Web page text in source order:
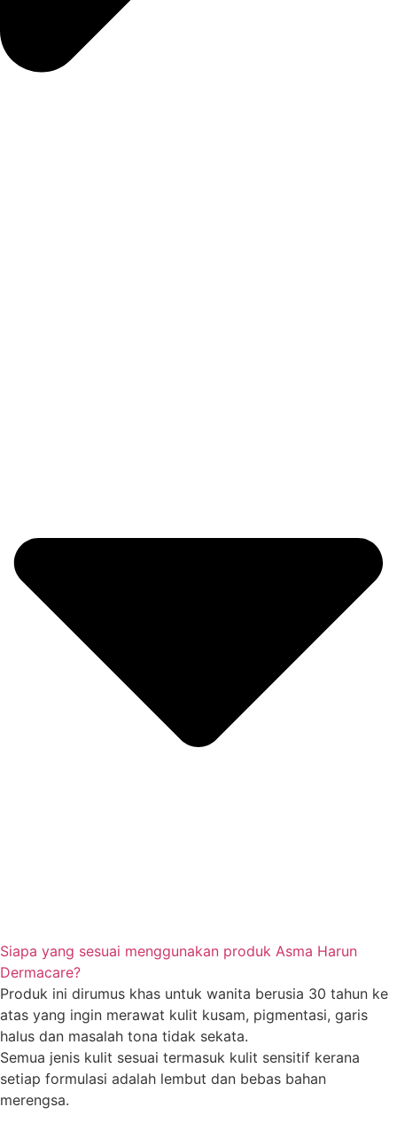
Siapa yang sesuai menggunakan produk Asma Harun
Dermacare?
Produk ini dirumus khas untuk wanita berusia 30 tahun ke
atas yang ingin merawat kulit kusam, pigmentasi, garis
halus dan masalah tona tidak sekata.
Semua jenis kulit sesuai termasuk kulit sensitif kerana
setiap formulasi adalah lembut dan bebas bahan
merengsa.